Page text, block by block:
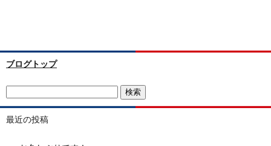
ブログトップ
最近の投稿